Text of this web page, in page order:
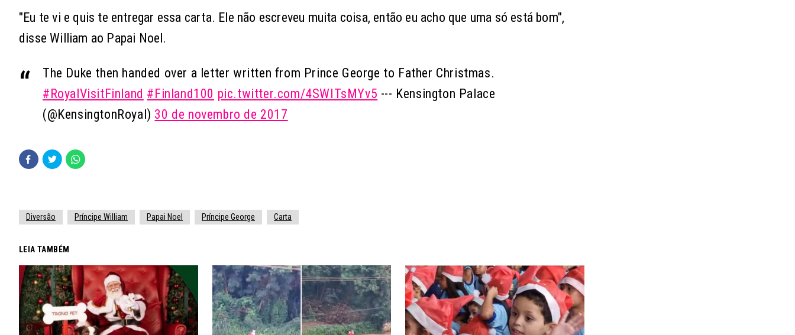
"Eu te vi e quis te entregar essa carta. Ele não escreveu muita coisa, então eu acho que uma só está bom",
disse William ao Papai Noel.
The Duke then handed over a letter written from Prince George to Father Christmas.
#RoyalVisitFinland #Finland100 pic.twitter.com/4SWITsMYv5 --- Kensington Palace
(@KensingtonRoyal) 30 de novembro de 2017
Diversão Príncipe William Papai Noel Príncipe George Carta
LEIA TAMBÉM